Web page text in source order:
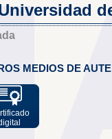
MEDIOS DE